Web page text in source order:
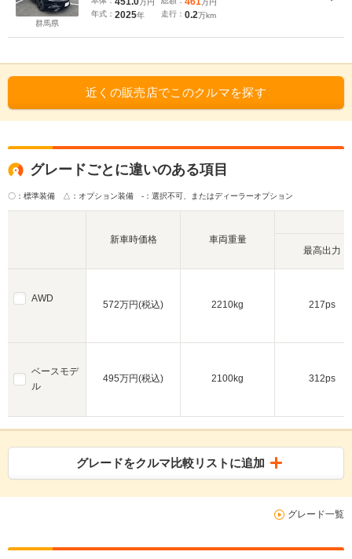
群馬県
年式： 2025年
走行： 0.2万km
近くの販売店でこのクルマを探す
グレードごとに違いのある項目
〇：標準装備 △：オプション装備 -：選択不可、またはディーラーオプション
AWD
ベースモデ
ル
新車時価格
車両重量
最高出力
572万円(税込) 2210kg 217ps
495万円(税込) 2100kg 312ps
グレードをクルマ比較リストに追加
グレード一覧